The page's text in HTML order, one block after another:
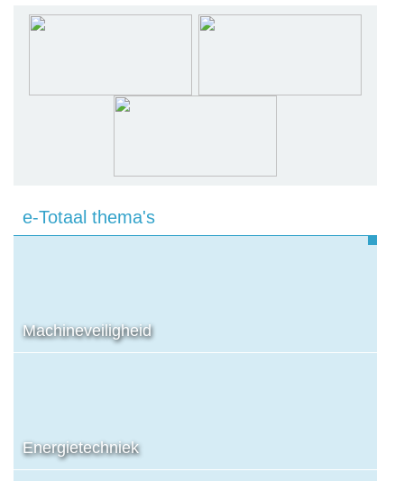
e-Totaal thema's
Machineveiligheid
Energietechniek